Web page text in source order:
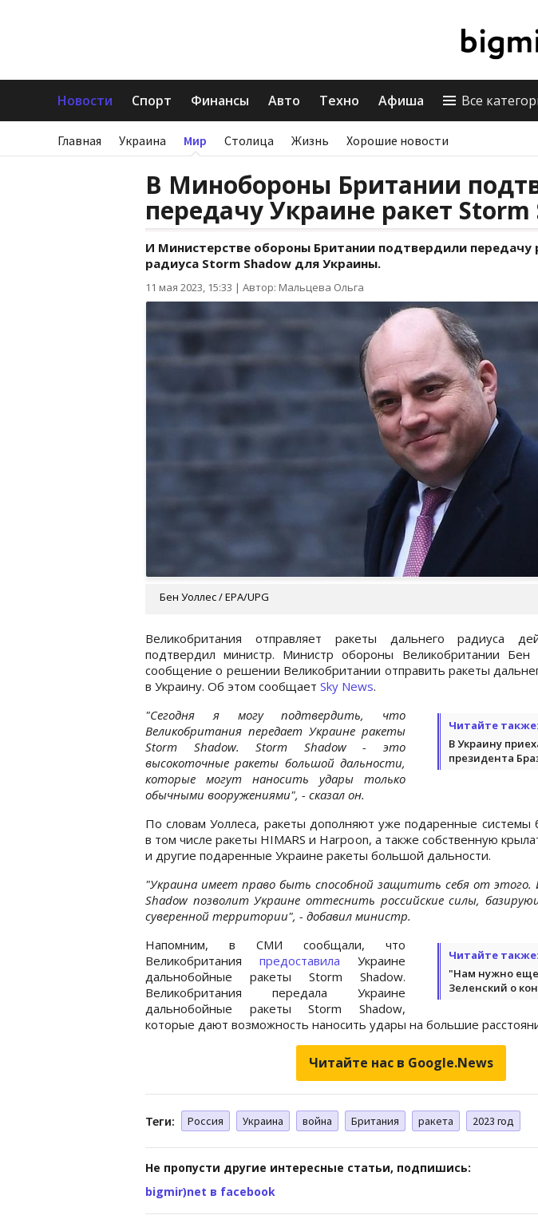
Новости Спорт Финансы Авто Техно Афиша Все
Главная Украина Мир Столица Жизнь Хорошие новости
В Минобороны Британии
передачу Украине ракет Storm
И Министерстве обороны Британии подтвердили передачу
радиуса Storm Shadow для Украины.
11 мая 2023, 15:33 | Автор: Мальцева Ольга
Бен Уоллес / ЕРА/UPG
Великобритания отправляет ракеты дальнего радиуса
подтвердил министр. Министр обороны Великобритании Бен
сообщение о решении Великобритании отправить ракеты
в Украину. Об этом сообщает Sky News.
Читайте также:
В Украину
президента
"Сегодня я могу подтвердить, что
Великобритания передает Украине ракеты
Storm Shadow. Storm Shadow - это
высокоточные ракеты большой дальности,
которые могут наносить удары только
обычными вооружениями", - сказал он.
По словам Уоллеса, ракеты дополняют уже подаренные системы
в том числе ракеты HIMARS и Harpoon, а также собственную
и другие подаренные Украине ракеты большой дальности.
"Украина имеет право быть способной защитить себя от этого.
Shadow позволит Украине оттеснить российские силы,
суверенной территории", - добавил министр.
Читайте также:
"Нам нужно
Зеленский о
Напомним, в СМИ сообщали, что
Великобритания предоставила Украине
дальнобойные ракеты Storm Shadow.
Великобритания передала Украине
дальнобойные ракеты Storm Shadow,
которые дают возможность наносить удары на большие
Читайте нас в Google.News
Теги: Россия Украина война Британия ракета 2023 год
Не пропусти другие интересные статьи, подпишись:
bigmir)net в facebook